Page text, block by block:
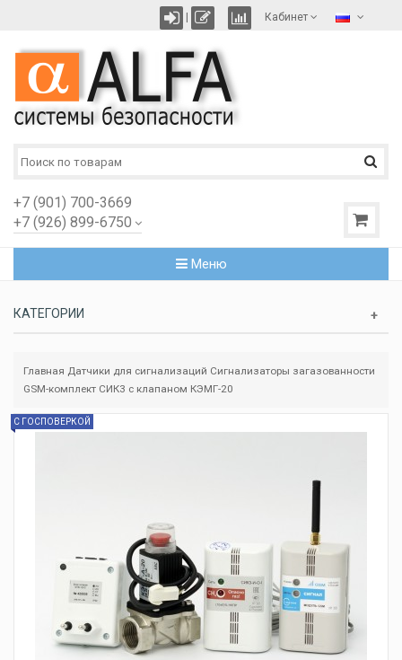
Кабинет
+7 (901) 700-3669
+7 (926) 899-6750
Меню
КАТЕГОРИИ
Главная Датчики для сигнализаций Сигнализаторы загазованности
GSM-комплект СИК3 с клапаном КЭМГ-20
С ГОСПОВЕРКОЙ